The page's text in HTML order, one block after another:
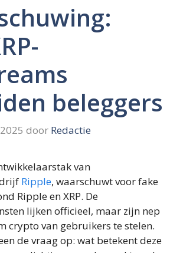
beleggers
door Redactie
van
Ripple, waarschuwt voor fake
Ripple en XRP. De
lijken officieel, maar zijn nep
crypto van gebruikers te stelen.
de vraag op: wat betekent deze